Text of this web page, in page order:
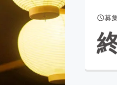
GoodCAMPFIRE Creation
納税
コミュニティ
募